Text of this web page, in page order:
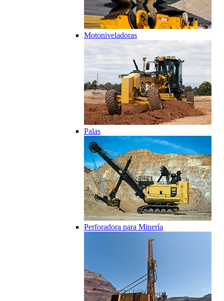
Motoniveladoras
Palas
Perforadora para Minería